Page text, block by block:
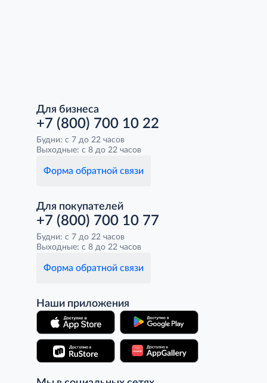
Для бизнеса
+7 (800) 700 10 22
Будни: с 7 до 22 часов
Выходные: с 8 до 22 часов
Форма обратной связи
Для покупателей
+7 (800) 700 10 77
Будни: с 7 до 22 часов
Выходные: с 8 до 22 часов
Форма обратной связи
Наши приложения